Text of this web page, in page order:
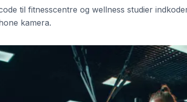
til fitnesscentre og wellness studier
kamera.